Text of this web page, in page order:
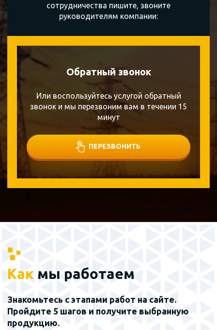
сотрудничества пишите, звоните
руководителям компании:
Обратный звонок
Или воспользуйтесь услугой обратный
звонок и мы перезвоним вам в течении 15
минут
ПЕРЕЗВОНИТЬ
Как мы работаем
Знакомьтесь с этапами работ на сайте.
Пройдите 5 шагов и получите выбранную
продукцию.